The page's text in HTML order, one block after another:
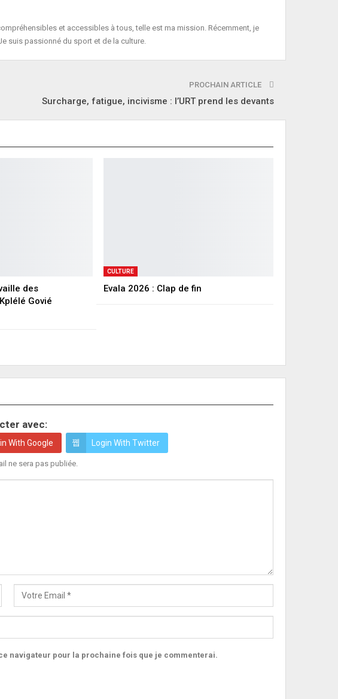
et accessibles à tous, telle est ma mission. Récemment, je
suis passionné du sport et de la culture.
PROCHAIN ARTICLE
Surcharge, fatigue, incivisme : l’URT prend les devants
des
Govié
CULTURE
Evala 2026 : Clap de fin
avec:
With Google Login With Twitter
ne sera pas publiée.
navigateur pour la prochaine fois que je commenterai.